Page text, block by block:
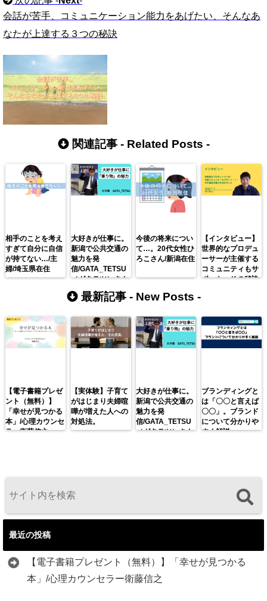
会話が苦手、コミュニケーション能力をあげたい、そんなあ
なたが上達する３つの秘訣
関連記事 - Related Posts -
相手のことを考え
すぎて自分に自信
が持てない…/主
婦/埼玉県在住
大好きが仕事に。
新潟で公共交通の
魅力を発
信/GATA_TETSU
（ガタテツ）さん
今後の将来につい
て…。20代女性ひ
ろこさん/新潟在住
【インタビュー】
世界的なプロデュ
ーサーが主催する
コミュニティもサ
ポート。その秘訣
最新記事 - New Posts -
【電子書籍プレゼ
ント（無料）】
「幸せが見つかる
本」/心理カウンセ
ラー衛藤信之
【実体験】子育て
がはじまり夫婦喧
嘩が増えた人への
対処法。
大好きが仕事に。
新潟で公共交通の
魅力を発
信/GATA_TETSU
（ガタテツ）さん
ブランディングと
は「〇〇と言えば
〇〇」。ブランド
について分かりや
すく解説。
最近の投稿
【電子書籍プレゼント（無料）】「幸せが見つかる
本」/心理カウンセラー衛藤信之